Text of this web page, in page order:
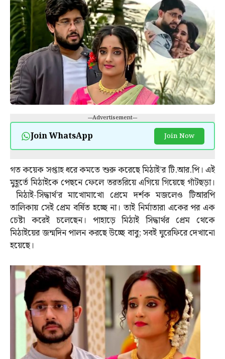
---Advertisement---
Join WhatsApp Join Now
গত কয়েক সপ্তাহ ধরে কমতে শুরু করেছে মিঠাই’র টি.আর.পি। এই
মুহূর্তে মিঠাইকে পেছনে ফেলে তরতরিয়ে এগিয়ে গিয়েছে গাঁটছড়া।
মিঠাই-সিদ্ধার্থ’র মাখোমাখো প্রেমে দর্শক মজলেও টিআরপি
তালিকায় সেই প্রেম বর্ষিত হচ্ছে না। তাই নির্মাতারা একের পর এক
চেষ্টা করেই চলেছেন। পাহাড়ে মিঠাই সিদ্ধার্থর প্রেম থেকে
মিঠাইয়ের জন্মদিন পালন করছে উচ্ছে বাবু; সবই ঘুরেফিরে দেখানো
হয়েছে।